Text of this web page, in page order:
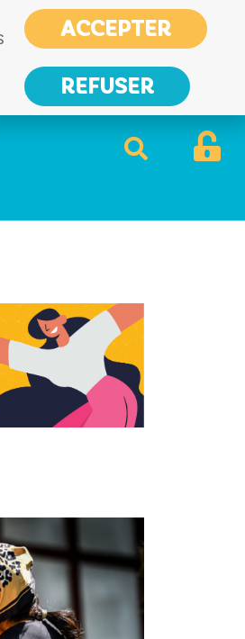
services
Nous
contacter
ACCEPTER
REFUSER